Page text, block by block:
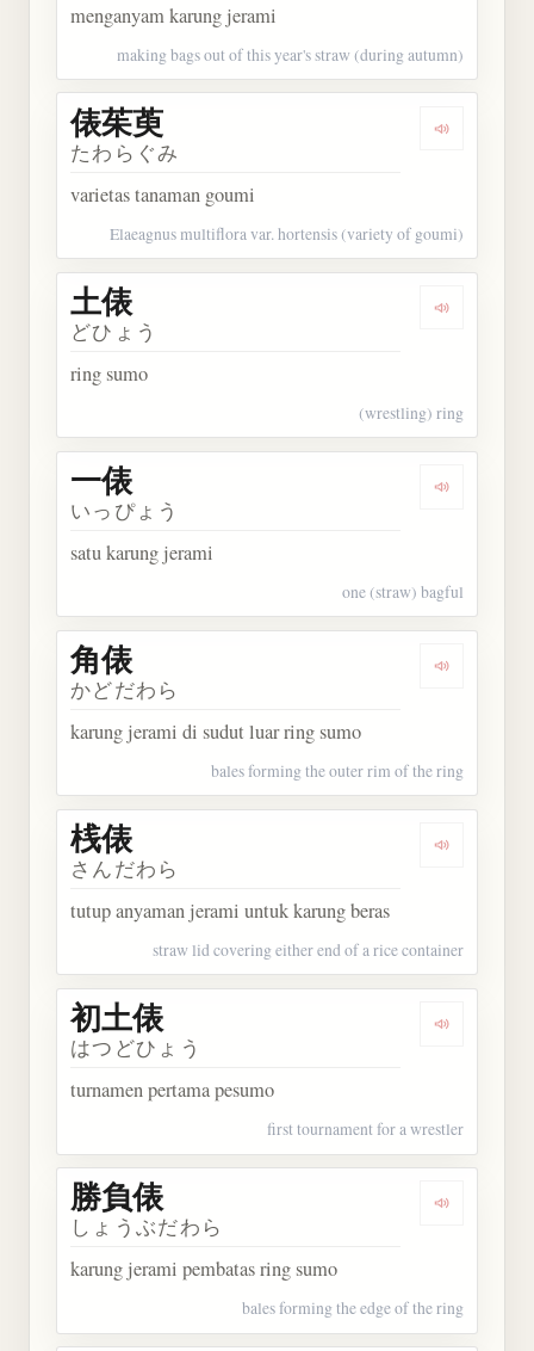
menganyam karung jerami
making bags out of this year's straw (during autumn)
Dengarkan
俵茱萸
たわらぐみ
varietas tanaman goumi
Elaeagnus multiflora var. hortensis (variety of goumi)
Dengarkan
土俵
どひょう
ring sumo
(wrestling) ring
Dengarkan
一俵
いっぴょう
satu karung jerami
one (straw) bagful
Dengarkan
角俵
かどだわら
karung jerami di sudut luar ring sumo
bales forming the outer rim of the ring
Dengarkan
桟俵
さんだわら
tutup anyaman jerami untuk karung beras
straw lid covering either end of a rice container
Dengarkan
初土俵
はつどひょう
turnamen pertama pesumo
first tournament for a wrestler
Dengarkan
勝負俵
しょうぶだわら
karung jerami pembatas ring sumo
bales forming the edge of the ring